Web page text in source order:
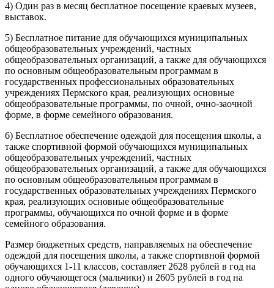
4) Один раз в месяц бесплатное посещение краевых музеев,
выставок.
5) Бесплатное питание для обучающихся муниципальных
общеобразовательных учреждений, частных
общеобразовательных организаций, а также для обучающихся
по основным общеобразовательным программам в
государственных профессиональных образовательных
учреждениях Пермского края, реализующих основные
общеобразовательные программы, по очной, очно-заочной
форме, в форме семейного образования.
6) Бесплатное обеспечение одеждой для посещения школы, а
также спортивной формой обучающихся муниципальных
общеобразовательных учреждений, частных
общеобразовательных организаций, а также для обучающихся
по основным общеобразовательным программам в
государственных образовательных учреждениях Пермского
края, реализующих основные общеобразовательные
программы, обучающихся по очной форме и в форме
семейного образования.
Размер бюджетных средств, направляемых на обеспечение
одеждой для посещения школы, а также спортивной формой
обучающихся 1-11 классов, составляет 2628 рублей в год на
одного обучающегося (мальчики) и 2605 рублей в год на